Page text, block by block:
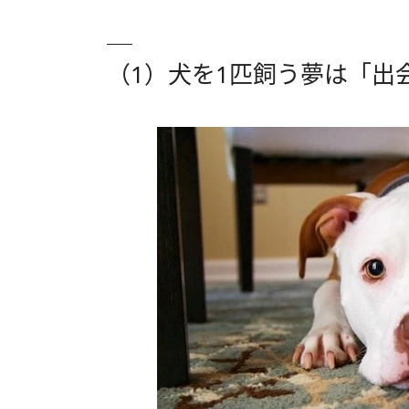
（1）犬を1匹飼う夢は「出